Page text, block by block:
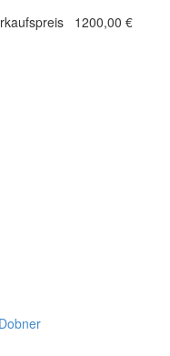
1200,00 €